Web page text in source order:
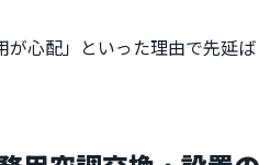
が心配」といった理由で先延